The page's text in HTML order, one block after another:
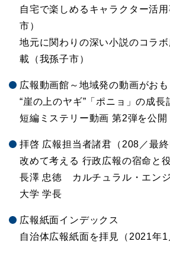
自宅で楽しめるキャラクター活
市）
地元に関わりの深い小説のコラ
載（我孫子市）
広報動画館～地域発の動画がお
“崖の上のヤギ”「ポニョ」の成長
短編ミステリー動画 第2弾を公開
拝啓 広報担当者諸君（208／最終
改めて考える 行政広報の宿命と
長澤 忠徳 カルチュラル・エン
大学 学長
広報紙面インデックス
自治体広報紙面を拝見（2021年1